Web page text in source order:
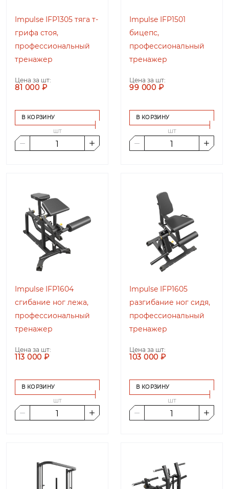
Impulse IFP1305 тяга т-
грифа стоя,
профессиональный
тренажер
Цена за шт:
81 000 ₽
В КОРЗИНУ
шт
Impulse IFP1501
бицепс,
профессиональный
тренажер
Цена за шт:
99 000 ₽
В КОРЗИНУ
шт
Impulse IFP1604
сгибание ног лежа,
профессиональный
тренажер
Цена за шт:
113 000 ₽
В КОРЗИНУ
шт
Impulse IFP1605
разгибание ног сидя,
профессиональный
тренажер
Цена за шт:
103 000 ₽
В КОРЗИНУ
шт